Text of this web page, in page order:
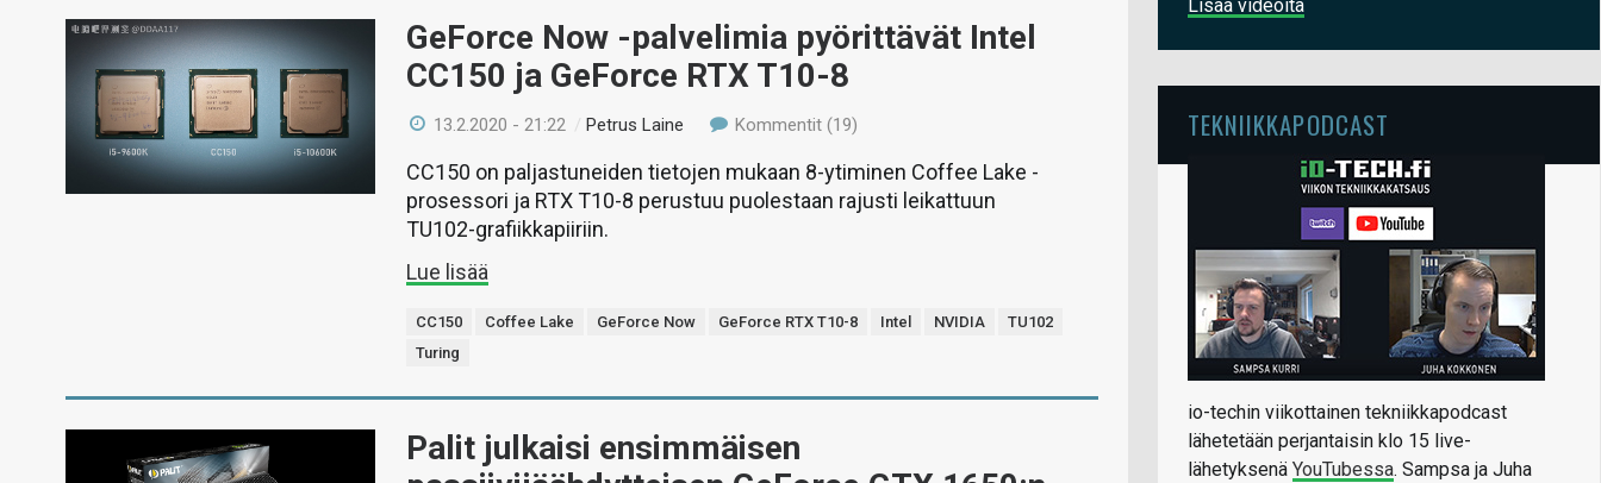
GeForce Now -palvelimia pyörittävät Intel
CC150 ja GeForce RTX T10-8
13.2.2020 - 21:22 /Petrus Laine Kommentit (19)
CC150 on paljastuneiden tietojen mukaan 8-ytiminen Coffee Lake -
prosessori ja RTX T10-8 perustuu puolestaan rajusti leikattuun
TU102-grafiikkapiiriin.
Lue lisää
CC150 Coffee Lake GeForce Now GeForce RTX T10-8 Intel NVIDIA
TU102
Turing
Palit julkaisi ensimmäisen
Lisää videoita
TEKNIIKKAPODCAST
io-techin viikottainen tekniikkapodcast
lähetetään perjantaisin klo 15 live-
lähetyksenä YouTubessa. Sampsa ja Juha